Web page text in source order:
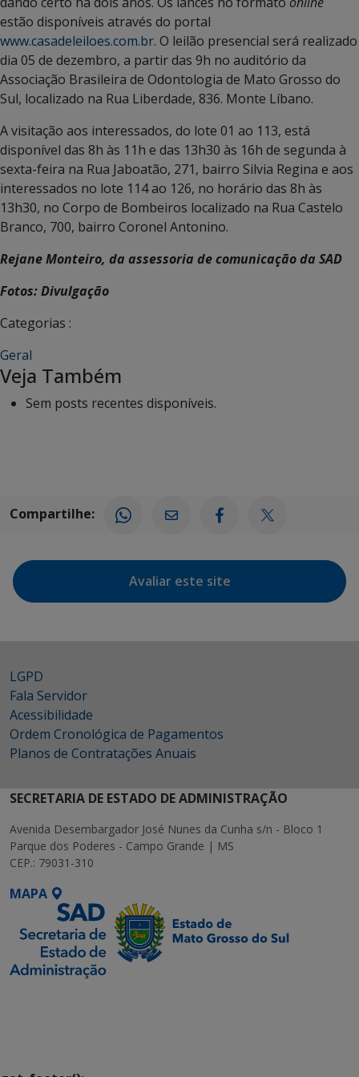
estão disponíveis através do portal
www.casadeleiloes.com.br. O leilão presencial será realizado
dia 05 de dezembro, a partir das 9h no auditório da
Associação Brasileira de Odontologia de Mato Grosso do
Sul, localizado na Rua Liberdade, 836. Monte Líbano.
A visitação aos interessados, do lote 01 ao 113, está
disponível das 8h às 11h e das 13h30 às 16h de segunda à
sexta-feira na Rua Jaboatão, 271, bairro Silvia Regina e aos
interessados no lote 114 ao 126, no horário das 8h às
13h30, no Corpo de Bombeiros localizado na Rua Castelo
Branco, 700, bairro Coronel Antonino.
Rejane Monteiro, da assessoria de comunicação da SAD
Fotos: Divulgação
Categorias :
Geral
Veja Também
Sem posts recentes disponíveis.
Compartilhe:
Avaliar este site
LGPD
Fala Servidor
Acessibilidade
Ordem Cronológica de Pagamentos
Planos de Contratações Anuais
SECRETARIA DE ESTADO DE ADMINISTRAÇÃO
Avenida Desembargador José Nunes da Cunha s/n - Bloco 1
Parque dos Poderes - Campo Grande | MS
CEP.: 79031-310
MAPA